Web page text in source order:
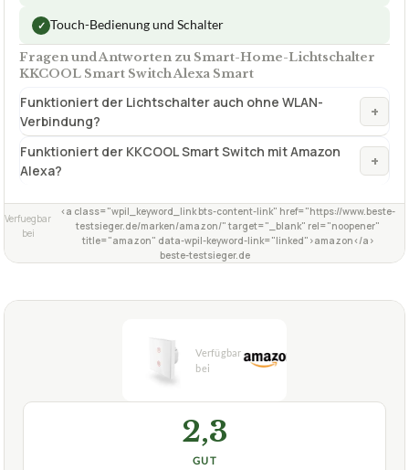
✓ Touch-Bedienung und Schalter
Fragen und Antworten zu Smart-Home-Lichtschalter
KKCOOL Smart Switch Alexa Smart
Funktioniert der Lichtschalter auch ohne WLAN-
Verbindung?
+
Funktioniert der KKCOOL Smart Switch mit Amazon
Alexa?
+
Verfuegbar
bei
<a class="wpil_keyword_link bts-content-link" href="https://www.beste-
testsieger.de/marken/amazon/" target="_blank" rel="noopener"
title="amazon" data-wpil-keyword-link="linked">amazon</a>
beste-testsieger.de
2,3
GUT